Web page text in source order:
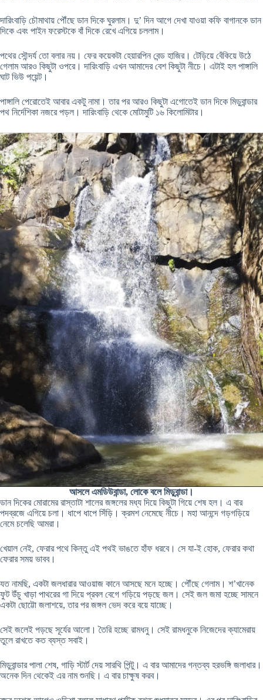
দারিংবাড়ি চৌমাথায় পৌঁছে ডান দিকে ঘুরলাম। দু’ দিন আগে দেখা যাওয়া কফি বাগানকে ডান
দিকে এবং পাইন ফরেস্টকে বাঁ দিকে রেখে এগিয়ে চললাম।
পথের সৌন্দর্য তো বলার নয়। ফের কয়েকটা হেয়ারপিন বেন্ড হাজির। টেড়িয়ে বেঁকিয়ে উঠে
গেলাম আরও কিছুটা ওপরে। দারিংবাড়ি এখন আমাদের বেশ কিছুটা নীচে। এটাই হল পাঙ্গালি
ঘাট ভিউ পয়েন্ট।
পাঙ্গালি পেরোতেই আবার একটু নামা। তার পর আরও কিছুটা এগোতেই ডান দিকে মিডুবান্ডার
পথ নির্দেশিকা নজরে পড়ল। দারিংবাড়ি থেকে মোটামুটি ১৬ কিলোমিটার।
আসলে এমডিউবান্ডা, লোকে বলে মিডুবান্ডা।
ডান দিকের মোরামের রাস্তাটা শালের জঙ্গলের মধ্য দিয়ে কিছুটা গিয়ে শেষ হল। এ বার
পদব্রজে এগিয়ে চলা। ধাপে ধাপে সিঁড়ি। ক্রমশ নেমেছে নীচে। মহা আনন্দে গড়গড়িয়ে
নেমে চলেছি আমরা।
খেয়াল নেই, ফেরার পথে কিন্তু এই পথই ভাঙতে হাঁফ ধরবে। সে যা-ই হোক, ফেরার কথা
ফেরার সময় ভাবব।
যত নামছি, একটা জলধারার আওয়াজ কানে আসছে মনে হচ্ছে। পৌঁছে গেলাম। শ’খানেক
ফুট উঁচু খাড়া পাথরের গা দিয়ে প্রবল বেগে গড়িয়ে পড়ছে জল। সেই জল জমা হচ্ছে সামনে
একটা ছোট্টো জলাশয়ে, তার পর জঙ্গল ভেদ করে বয়ে যাচ্ছে।
সেই জলেই পড়ছে সূর্যের আলো। তৈরি হচ্ছে রামধনু। সেই রামধনুকে নিজেদের ক্যামেরায়
তুলে রাখতে কত ব্যস্ত সবাই।
মিডুবান্ডার পালা শেষ, গাড়ি স্টার্ট দেয় সারথি পিন্টু। এ বার আমাদের গন্তব্য হরভঙ্গি জলাধার।
অনেক দিন থেকেই এর নাম শুনছি। এ বার চাক্ষুষ করব।